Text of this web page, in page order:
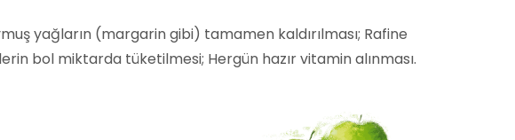
yağların (margarin gibi) tamamen kaldırılması; Rafine
bol miktarda tüketilmesi; Hergün hazır vitamin alınması.